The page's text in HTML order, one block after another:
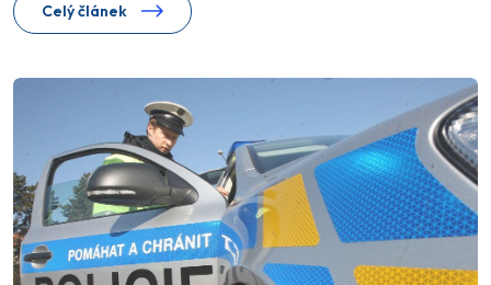
Celý článek